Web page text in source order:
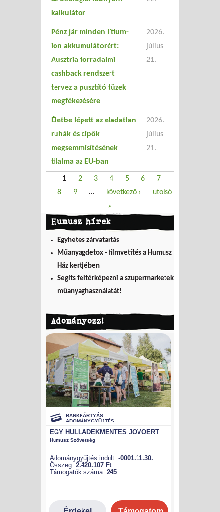
kalkulátor
Pénz jár minden lítium-
ion akkumulátorért:
Ausztria forradalmi
cashback rendszert
tervez a pusztító tüzek
megfékezésére
2026.
július
21.
Életbe lépett az eladatlan
ruhák és cipők
megsemmisítésének
tilalma az EU-ban
2026.
július
21.
Oldalak
1 2 3 4 5 6
7
8
9 … következő ›
utolsó
»
Humusz hírek
Egyhetes zárvatartás
Műanyagdetox - filmvetítés a Humusz
Ház kertjében
Segíts feltérképezni a szupermarketek
műanyaghasználatát!
Adományozz!